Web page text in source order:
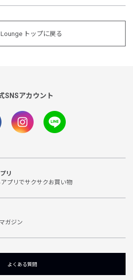
トップに戻る
SNSアカウント
リ
プリでサクサクお買い物
ガジン
よくある質問